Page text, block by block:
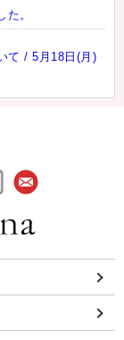
。
て / 5月18日(月)